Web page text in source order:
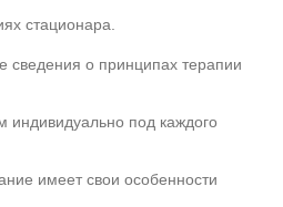
стационара.
сведения о принципах терапии
индивидуально под каждого
имеет свои особенности